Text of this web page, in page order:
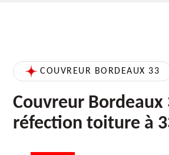
COUVREUR BORDEAUX 33
Couvreur Bordeaux
réfection toiture à